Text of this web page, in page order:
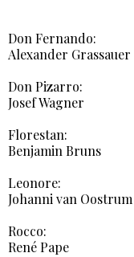
Don Fernando:
Alexander Grassauer
Don Pizarro:
Josef Wagner
Florestan:
Benjamin Bruns
Leonore:
Johanni van Oostrum
Rocco:
René Pape